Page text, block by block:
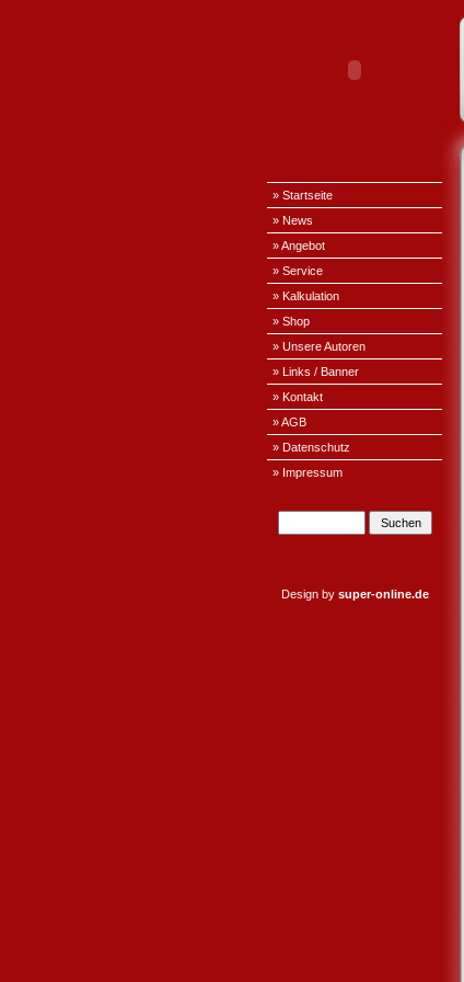
» Startseite
» News
» Angebot
» Service
» Kalkulation
» Shop
» Unsere Autoren
» Links / Banner
» Kontakt
» AGB
» Datenschutz
» Impressum
Design by super-online.de